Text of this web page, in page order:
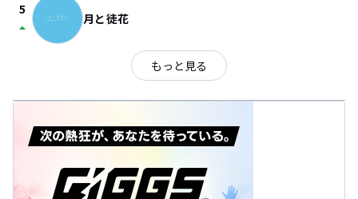
5
arrow_drop_up 月と徒花
もっと見る